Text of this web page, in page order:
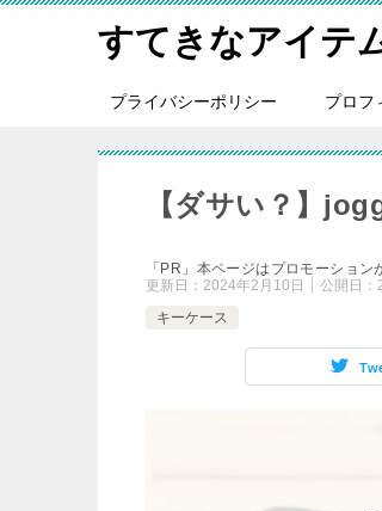
すてきなアイテ
プライバシーポリシー プロフ
【ダサい？】
「PR」本ページはプロモーション
更新日： 2024年2月10日 公開日：
キーケース